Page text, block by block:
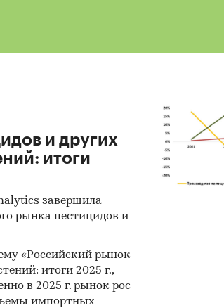
и других
итоги
завершила
рынка пестицидов и
«Российский рынок
итоги 2025 г.,
в 2025 г. рынок рос
импортных